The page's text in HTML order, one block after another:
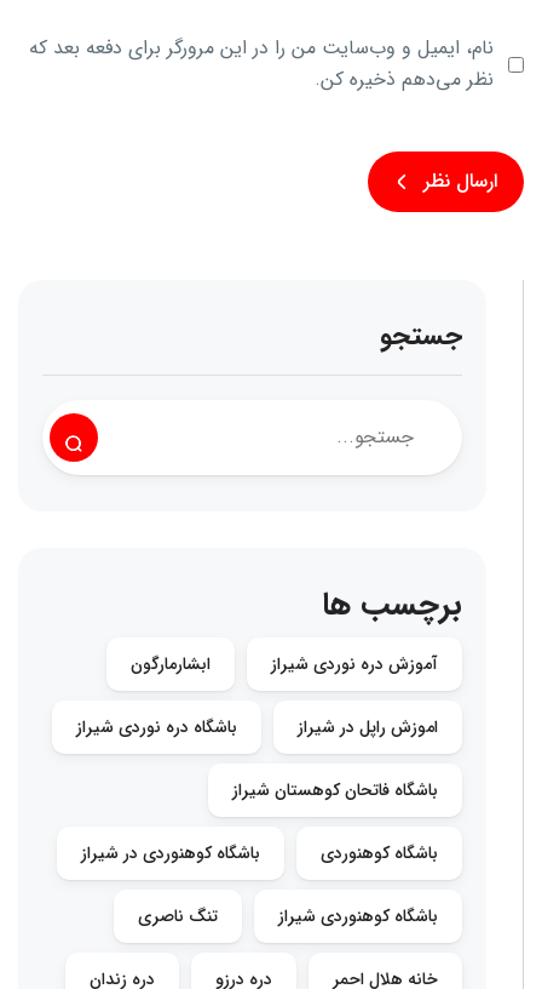
نام، ایمیل و وب‌سایت من را در این مرورگر برای دفعه بعد که
نظر می‌دهم ذخیره کن.
جستجو
برچسب ها
آموزش دره نوردی شیراز ابشارمارگون
اموزش راپل در شیراز باشگاه دره نوردی شیراز
باشگاه فاتحان کوهستان شیراز
باشگاه کوهنوردی باشگاه کوهنوردی در شیراز
باشگاه کوهنوردی شیراز تنگ ناصری
خانه هلال احمر دره درزو دره زندان